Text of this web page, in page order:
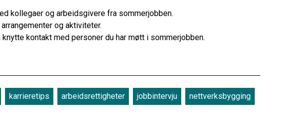
kollegaer og arbeidsgivere fra sommerjobben.
og aktiviteter.
knytte kontakt med personer du har møtt i sommerjobben.
karrieretips arbeidsrettigheter jobbintervju nettverksbygging